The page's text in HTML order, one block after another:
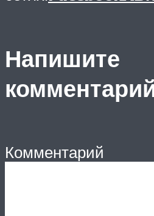
Напишите
Комментарий